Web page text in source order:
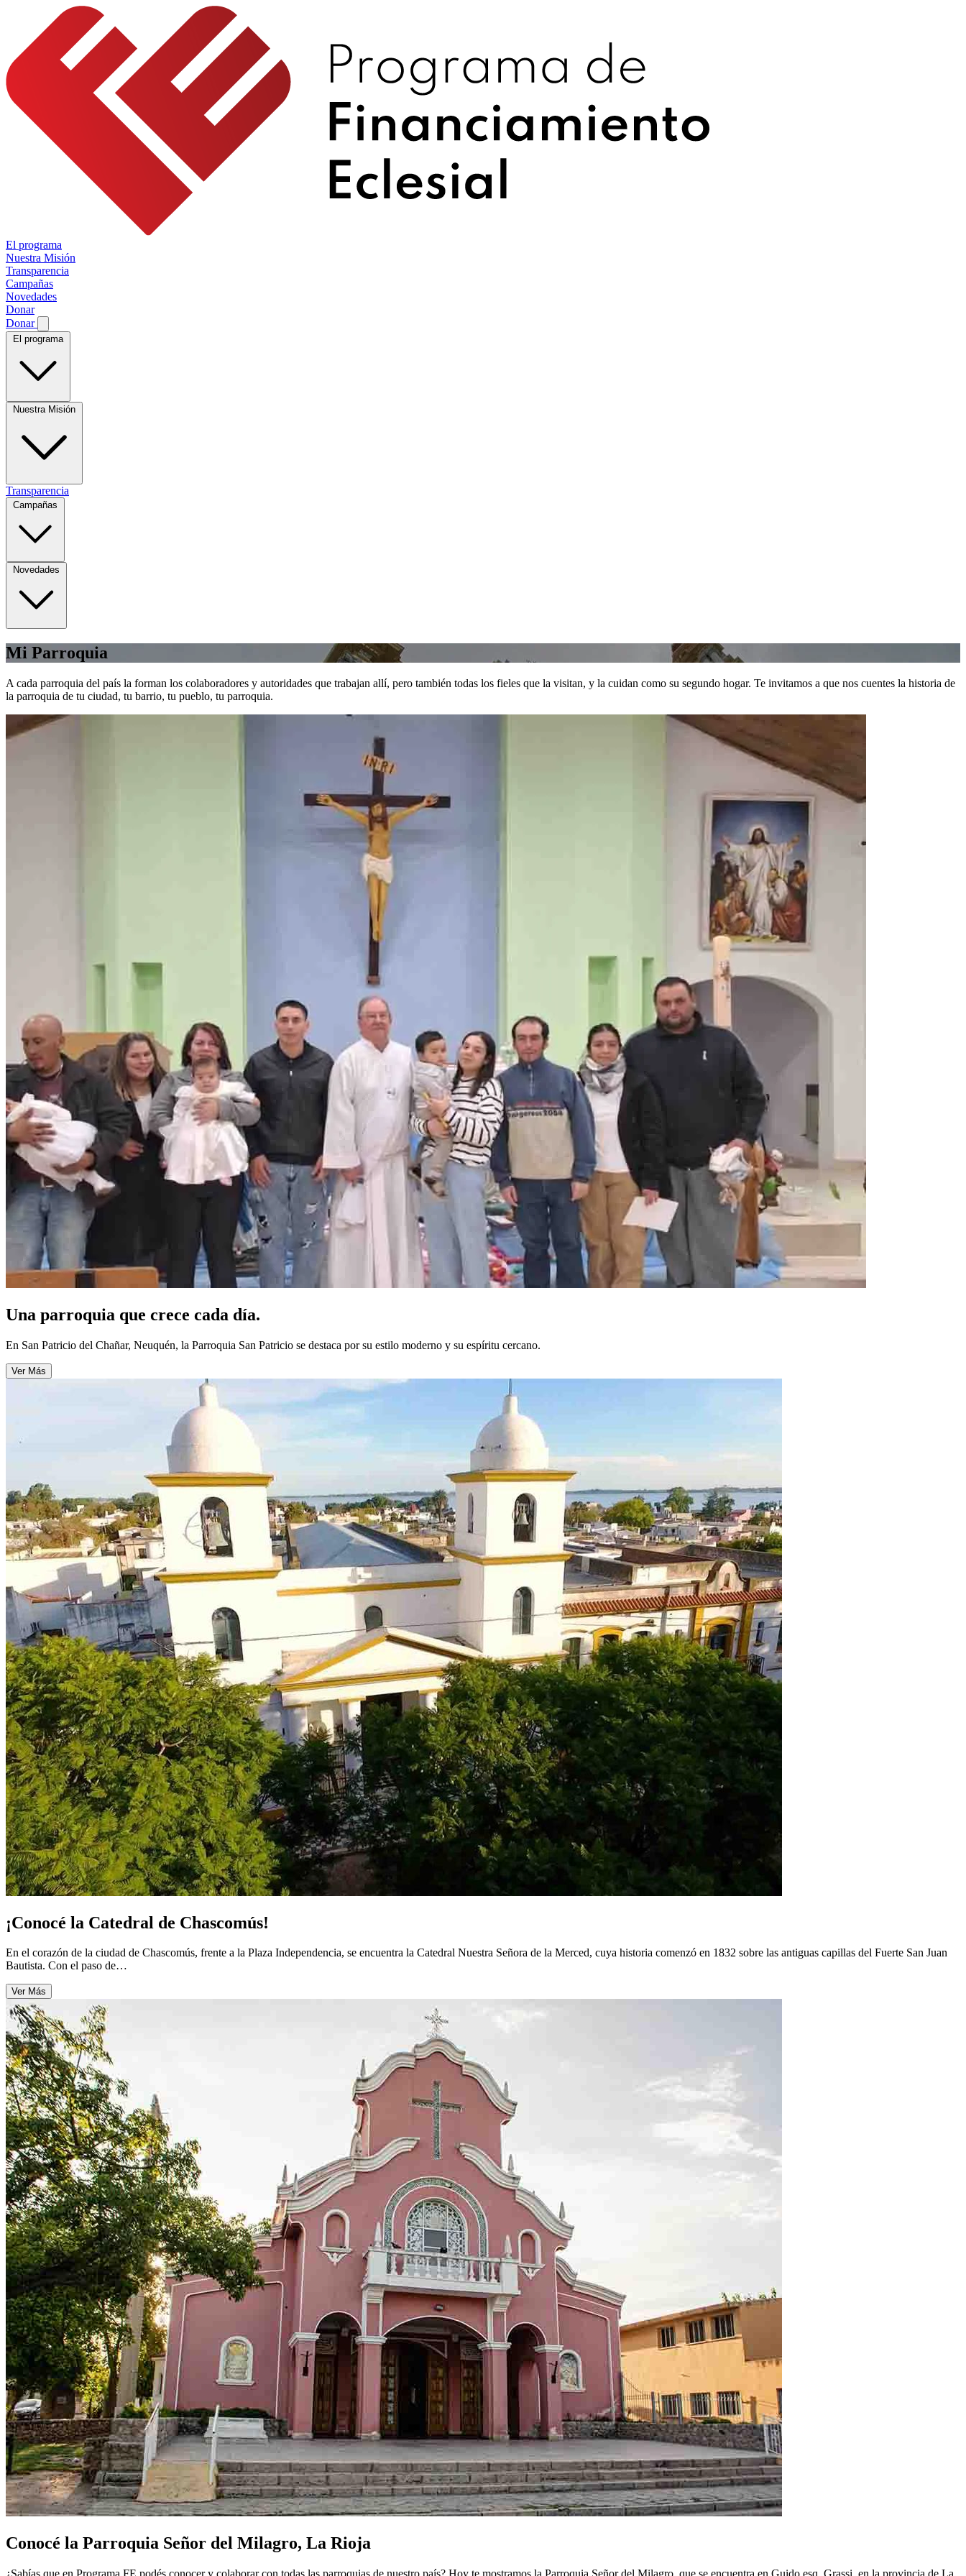
El programa
Nuestra Misión
Transparencia
Campañas
Novedades
Donar
Donar
El programa
Nuestra Misión
Transparencia
Campañas
Novedades
Mi Parroquia
A cada parroquia del país la forman los colaboradores y autoridades que trabajan allí, pero también todas los fieles que la visitan, y la cuidan como su segundo hogar. Te invitamos a que nos cuentes la historia de
la parroquia de tu ciudad, tu barrio, tu pueblo, tu parroquia.
Una parroquia que crece cada día.
En San Patricio del Chañar, Neuquén, la Parroquia San Patricio se destaca por su estilo moderno y su espíritu cercano.
Ver Más
¡Conocé la Catedral de Chascomús!
En el corazón de la ciudad de Chascomús, frente a la Plaza Independencia, se encuentra la Catedral Nuestra Señora de la Merced, cuya historia comenzó en 1832 sobre las antiguas capillas del Fuerte San Juan
Bautista. Con el paso de…
Ver Más
Conocé la Parroquia Señor del Milagro, La Rioja